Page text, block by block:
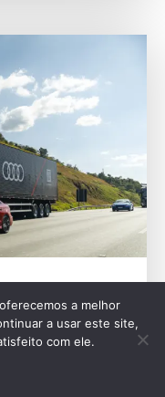
da Fórmula 1
especial
a melhor
a usar este site,
com ele.